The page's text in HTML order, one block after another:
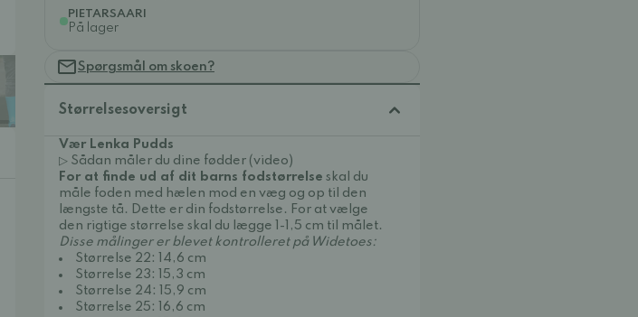
PIETARSAARI
På lager
Spørgsmål om skoen?
Størrelsesoversigt
Vær Lenka Pudds
▷ Sådan måler du dine fødder (video)
For at finde ud af dit barns fodstørrelse skal du
måle foden med hælen mod en væg og op til den
længste tå. Dette er din fodstørrelse. For at vælge
den rigtige størrelse skal du lægge 1-1,5 cm til målet.
Disse målinger er blevet kontrolleret på Widetoes:
Størrelse 22: 14,6 cm
Størrelse 23: 15,3 cm
Størrelse 24: 15,9 cm
Størrelse 25: 16,6 cm